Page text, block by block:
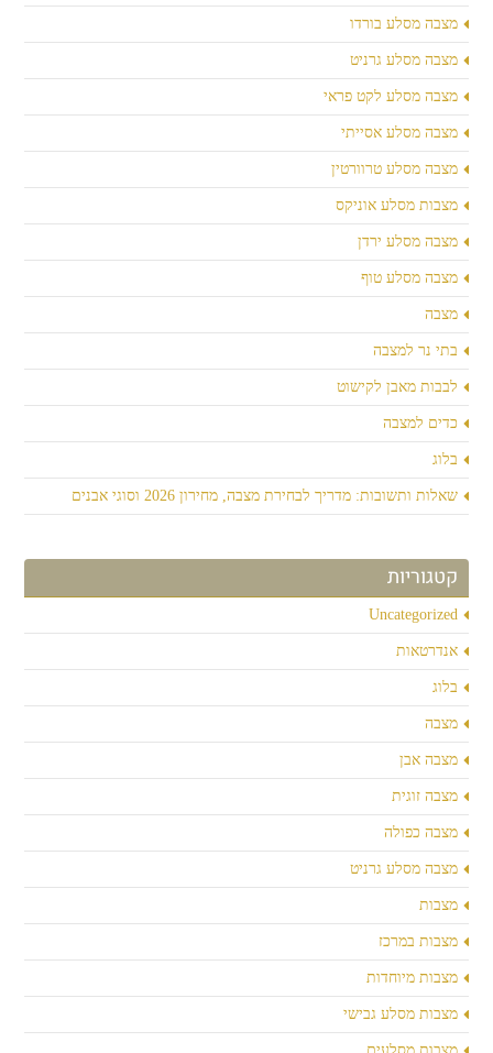
מצבה מסלע בורדו
מצבה מסלע גרניט
מצבה מסלע לקט פראי
מצבה מסלע אסייתי
מצבה מסלע טרוורטין
מצבות מסלע אוניקס
מצבה מסלע ירדן
מצבה מסלע טוף
מצבה
בתי נר למצבה
לבבות מאבן לקישוט
כדים למצבה
בלוג
שאלות ותשובות: מדריך לבחירת מצבה, מחירון 2026 וסוגי אבנים
קטגוריות
Uncategorized
אנדרטאות
בלוג
מצבה
מצבה אבן
מצבה זוגית
מצבה כפולה
מצבה מסלע גרניט
מצבות
מצבות במרכז
מצבות מיוחדות
מצבות מסלע גבישי